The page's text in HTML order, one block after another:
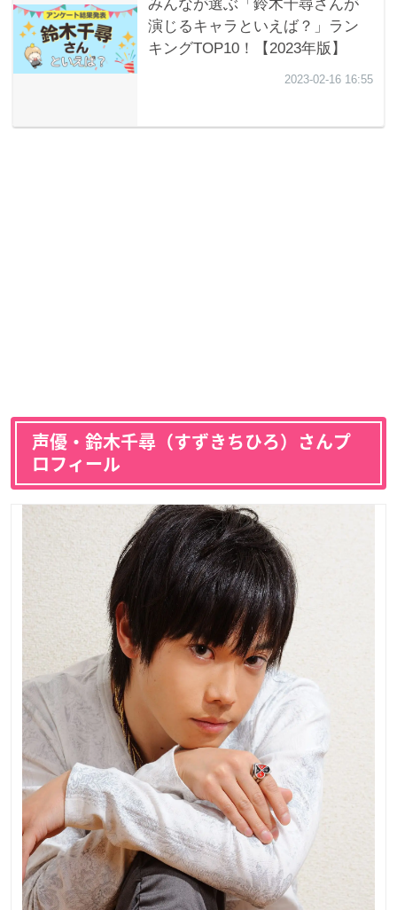
声優・鈴木千尋（すずきちひろ）さんプ
ロフィール